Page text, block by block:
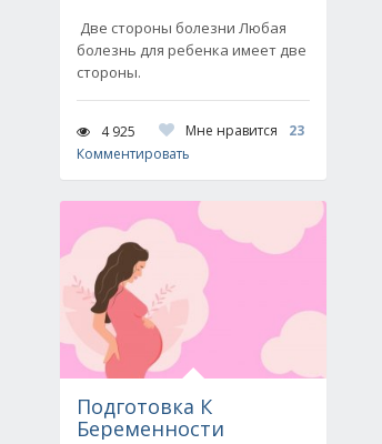
Две стороны болезни Любая
болезнь для ребенка имеет две
стороны.
4 925 Мне нравится
23
Комментировать
Подготовка К
Беременности